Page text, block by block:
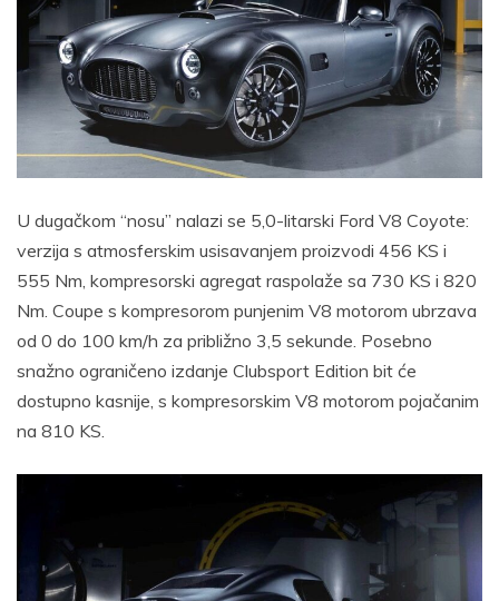
U dugačkom “nosu” nalazi se 5,0-litarski Ford V8 Coyote:
verzija s atmosferskim usisavanjem proizvodi 456 KS i
555 Nm, kompresorski agregat raspolaže sa 730 KS i 820
Nm. Coupe s kompresorom punjenim V8 motorom ubrzava
od 0 do 100 km/h za približno 3,5 sekunde. Posebno
snažno ograničeno izdanje Clubsport Edition bit će
dostupno kasnije, s kompresorskim V8 motorom pojačanim
na 810 KS.